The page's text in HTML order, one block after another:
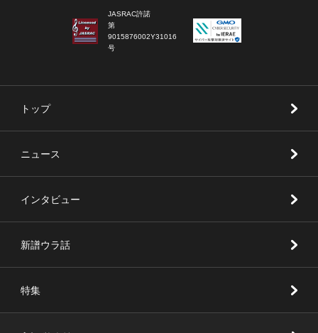
JASRAC許諾
第
9015876002Y31016
号
トップ
ニュース
インタビュー
新譜ウラ話
特集